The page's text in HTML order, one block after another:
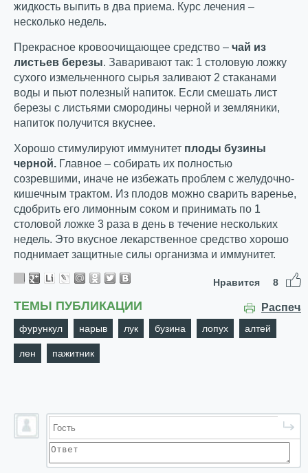
жидкость выпить в два приема. Курс лечения –
несколько недель.
Прекрасное кровоочищающее средство – чай из
листьев березы. Заваривают так: 1 столовую ложку
сухого измельченного сырья заливают 2 стаканами
воды и пьют полезный напиток. Если смешать лист
березы с листьями смородины черной и земляники,
напиток получится вкуснее.
Хорошо стимулируют иммунитет плоды бузины
черной. Главное – собирать их полностью
созревшими, иначе не избежать проблем с желудочно-
кишечным трактом. Из плодов можно сварить варенье,
сдобрить его лимонным соком и принимать по 1
столовой ложке 3 раза в день в течение нескольких
недель. Это вкусное лекарственное средство хорошо
поднимает защитные силы организма и иммунитет.
Нравится 8
ТЕМЫ ПУБЛИКАЦИИ
фурункул нарыв лук бузина лопух алтей
лен пажитник